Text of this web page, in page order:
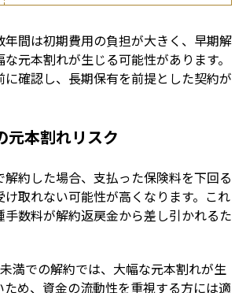
年間は初期費用の負担が大きく、早期解
元本割れが生じる可能性があります。
に確認し、長期保有を前提とした契約が
元本割れリスク
解約した場合、支払った保険料を下回る
取れない可能性が高くなります。これ
手数料が解約返戻金から差し引かれるた
満での解約では、大幅な元本割れが生
ため、資金の流動性を重視する方には適